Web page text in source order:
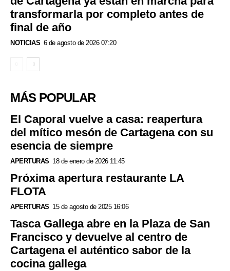
transformarla por completo antes de
final de año
NOTICIAS 6 de agosto de 2026 07:20
MÁS POPULAR
El Caporal vuelve a casa: reapertura
del mítico mesón de Cartagena con su
esencia de siempre
APERTURAS 18 de enero de 2026 11:45
Próxima apertura restaurante LA
FLOTA
APERTURAS 15 de agosto de 2025 16:06
Tasca Gallega abre en la Plaza de San
Francisco y devuelve al centro de
Cartagena el auténtico sabor de la
cocina gallega